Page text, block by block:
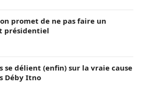
promet de ne pas faire un
présidentiel
se délient (enfin) sur la vraie cause
Déby Itno